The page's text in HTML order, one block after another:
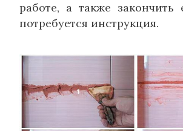
работе, а также закончить
потребуется инструкция.